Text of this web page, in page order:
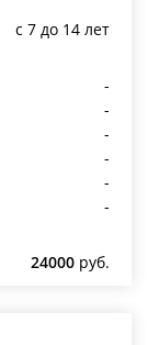
c 7 до 14 лет
-
-
-
-
-
-
24000 руб.